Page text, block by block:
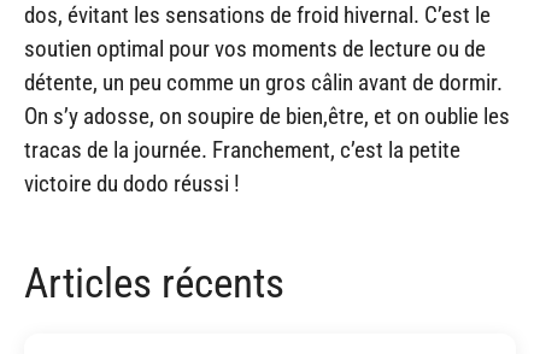
dos, évitant les sensations de froid hivernal. C’est le
soutien optimal pour vos moments de lecture ou de
détente, un peu comme un gros câlin avant de dormir.
On s’y adosse, on soupire de bien,être, et on oublie les
tracas de la journée. Franchement, c’est la petite
victoire du dodo réussi !
Articles récents